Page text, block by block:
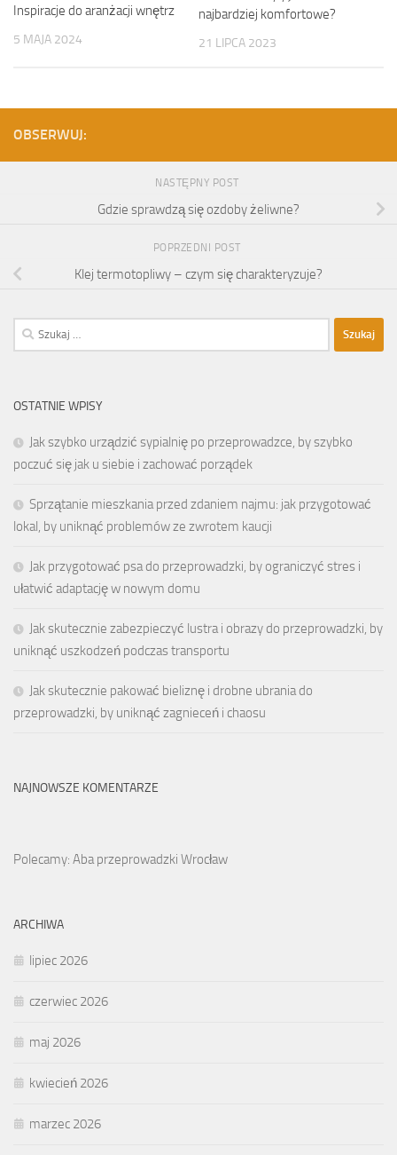
Inspiracje do aranżacji wnętrz
5 MAJA 2024
najbardziej komfortowe?
21 LIPCA 2023
OBSERWUJ:
NASTĘPNY POST
Gdzie sprawdzą się ozdoby żeliwne?
POPRZEDNI POST
Klej termotopliwy – czym się charakteryzuje?
Szukaj:
OSTATNIE WPISY
Jak szybko urządzić sypialnię po przeprowadzce, by szybko
poczuć się jak u siebie i zachować porządek
Sprzątanie mieszkania przed zdaniem najmu: jak przygotować
lokal, by uniknąć problemów ze zwrotem kaucji
Jak przygotować psa do przeprowadzki, by ograniczyć stres i
ułatwić adaptację w nowym domu
Jak skutecznie zabezpieczyć lustra i obrazy do przeprowadzki, by
uniknąć uszkodzeń podczas transportu
Jak skutecznie pakować bieliznę i drobne ubrania do
przeprowadzki, by uniknąć zagnieceń i chaosu
NAJNOWSZE KOMENTARZE
Polecamy: Aba przeprowadzki Wrocław
ARCHIWA
lipiec 2026
czerwiec 2026
maj 2026
kwiecień 2026
marzec 2026